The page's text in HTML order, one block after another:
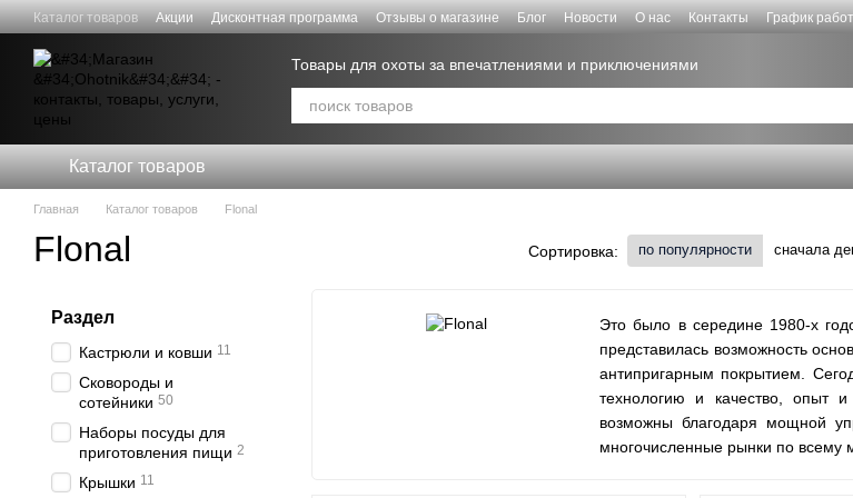
Перейти к основному контенту
Каталог товаров Акции Дисконтная программа Отзывы о магазине Блог Новости О нас Контакты График
Товары для охоты за впечатлениями и приключениями
Каталог товаров
Главная Каталог товаров Flonal
Flonal Сортировка: по популярности сначала
Это было в середине 1980-х
представилась возможность
антипригарным покрытием.
технологию и качество, опыт
возможны благодаря мощной
многочисленные рынки по всему
Раздел
Кастрюли и ковши 11
Сковороды и
сотейники 50
Наборы посуды для
приготовления пищи 2
Крышки 11